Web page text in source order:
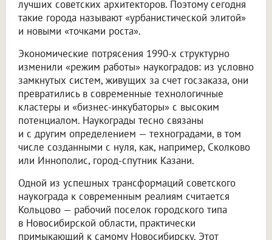
лучших советских архитекторов. Поэтому сегодня
такие города называют «урбанистической элитой»
и новыми «точками роста».
Экономические потрясения 1990-х структурно
изменили «режим работы» наукоградов: из условно
замкнутых систем, живущих за счет госзаказа, они
превратились в современные технологичные
кластеры и «бизнес-инкубаторы» с высоким
потенциалом. Наукограды тесно связаны
и с другим определением — техноградами, в том
числе созданными с нуля, как, например, Сколково
или Иннополис, город-спутник Казани.
Одной из успешных трансформаций советского
наукограда к современным реалиям считается
Кольцово — рабочий поселок городского типа
в Новосибирской области, практически
примыкающий к самому Новосибирску. Этот